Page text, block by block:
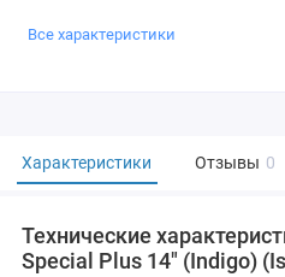
Все характеристики
Характеристики Отзывы 0
Технические
Special Plus 14" (Indigo)